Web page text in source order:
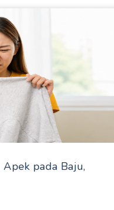
pada Baju,